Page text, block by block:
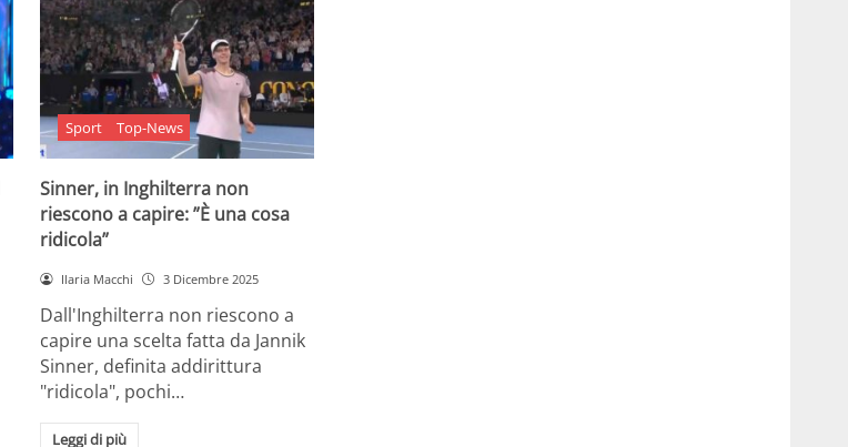
Sport Top-News
Sinner, in Inghilterra non
riescono a capire: ”È una cosa
ridicola”
Ilaria Macchi 3 Dicembre 2025
Dall'Inghilterra non riescono a
capire una scelta fatta da Jannik
Sinner, definita addirittura
"ridicola", pochi…
Leggi di più